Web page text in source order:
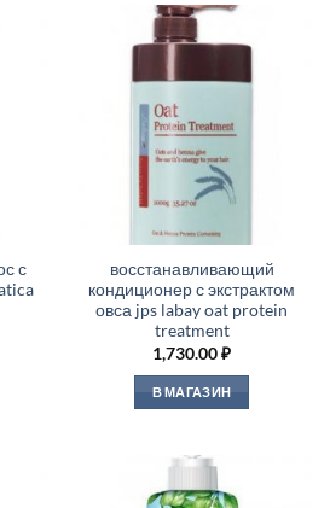
с
восстанавливающий
кондиционер с экстрактом
овса jps labay oat protein
treatment
1,730.00₽
В МАГАЗИН